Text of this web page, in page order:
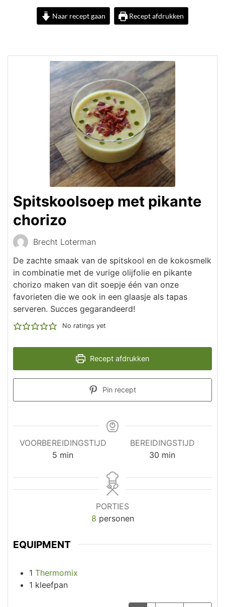
Naar recept gaan Recept afdrukken
Spitskoolsoep met pikante
chorizo
Brecht Loterman
De zachte smaak van de spitskool en de kokosmelk
in combinatie met de vurige olijfolie en pikante
chorizo maken van dit soepje één van onze
favorieten die we ook in een glaasje als tapas
serveren. Succes gegarandeerd!
No ratings yet
Recept afdrukken
Pin recept
VOORBEREIDINGSTIJD
5 minuten
min
BEREIDINGSTIJD
30 minuten
min
PORTIES
8 personen
EQUIPMENT
1 Thermomix
1 kleefpan